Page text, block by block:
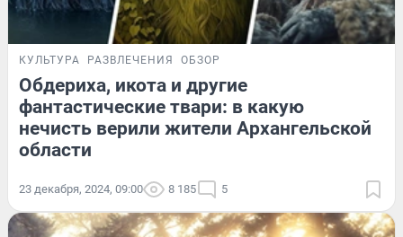
КУЛЬТУРА РАЗВЛЕЧЕНИЯ ОБЗОР
Обдериха, икота и другие
фантастические твари: в какую
нечисть верили жители Архангельской
области
23 декабря, 2024, 09:00 8 185 5